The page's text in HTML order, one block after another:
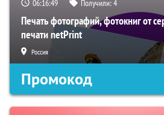
06:16:48 Получили:4
Печать фотографий, фотокниг от
печати netPrint
Россия
Промокод